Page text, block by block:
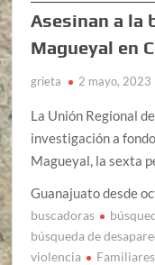
Asesinan a la
Magueyal en
grieta 2 mayo, 2023
La Unión Regional
investigación a
Magueyal, la sexta
Guanajuato desde
buscadoras
búsqueda de
violencia